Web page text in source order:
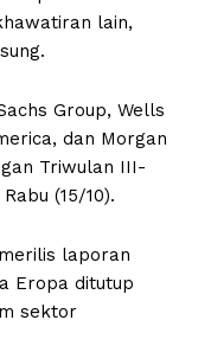
lain,
Group, Wells
dan Morgan
Triwulan III-
(15/10).
laporan
Eropa ditutup
sektor